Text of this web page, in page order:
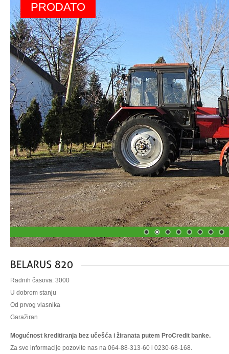
PRODATO
Radnih časova: 3000
U dobrom stanju
Od prvog vlasnika
Garažiran
Mogućnost kreditiranja bez učešća i žiranata putem ProCredit banke.
Za sve informacije pozovite nas na 064-88-313-60 i 0230-68-168.